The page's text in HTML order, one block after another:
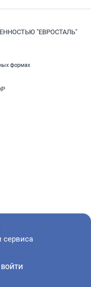
"ЕВРОСТАЛЬ"
формах
регистрации и
сервиса
ВОЙТИ